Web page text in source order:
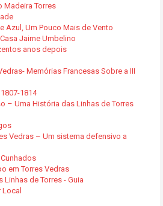
Madeira Torres
Azul, Um Pouco Mais de Vento
Jaime Umbelino
anos depois
Memórias Francesas Sobre a III
1814
– Uma História das Linhas de Torres
Vedras – Um sistema defensivo a
em Torres Vedras
Linhas de Torres - Guia